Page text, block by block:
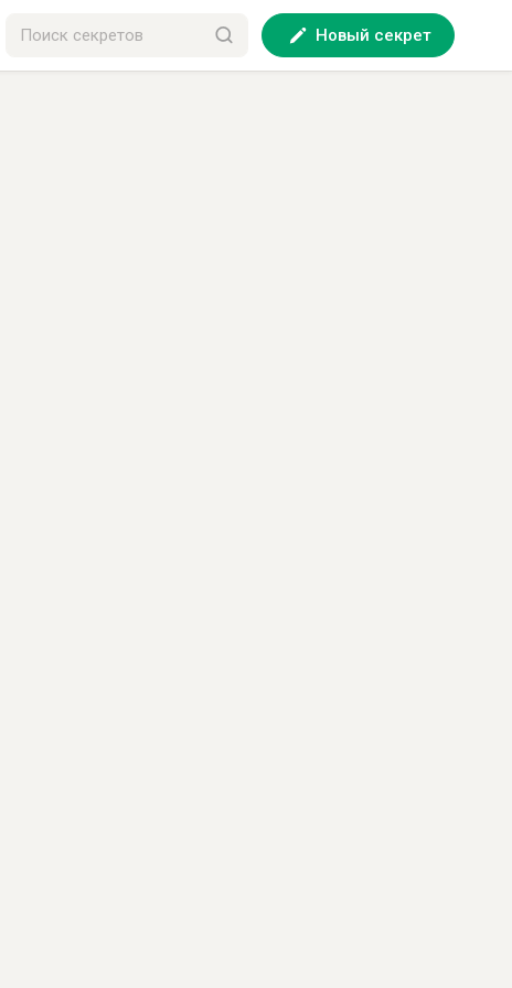
Новый секрет